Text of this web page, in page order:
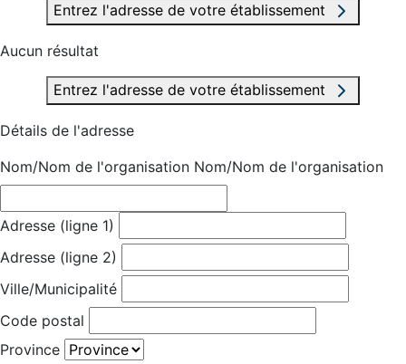
Entrez l'adresse de votre établissement
Aucun résultat
Entrez l'adresse de votre établissement
Détails de l'adresse
Nom/Nom de l'organisation Nom/Nom de l'organisation
Adresse (ligne 1)
Adresse (ligne 2)
Ville/Municipalité
Code postal
Province